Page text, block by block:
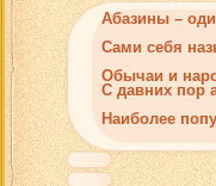
Абазины –
Сами себя
Обычаи и
С давних пор
Наиболее